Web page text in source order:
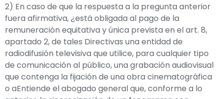
2) En caso de que la respuesta a la pregunta anterior
fuera afirmativa, ¿está obligada al pago de la
remuneración equitativa y única prevista en el art. 8,
apartado 2, de tales Directivas una entidad de
radiodifusión televisiva que utilice, para cualquier tipo
de comunicación al público, una grabación audiovisual
que contenga la fijación de una obra cinematográfica
o aEntiende el abogado general que, conforme a lo